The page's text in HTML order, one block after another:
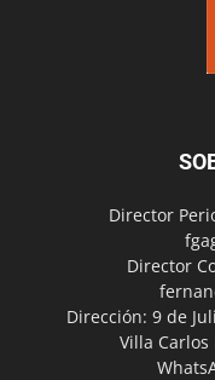
Director
Director
Dirección: 9 de
Villa Carlos